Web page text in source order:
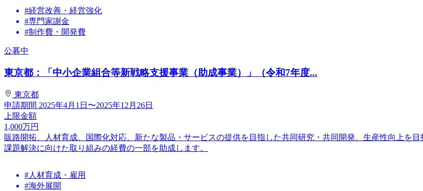
#経営改善・経営強化
#専門家謝金
#制作費・開発費
公募中
東京都：「中小企業組合等新戦略支援事業（助成事業）」（令和7年度...
東京都
申請期間 2025年4月1日〜2025年12月26日
上限金額
1,000万円
販路開拓、人材育成、国際化対応、新たな製品・サービスの提供を目指した共同研究・共同開発、生産性向上を
課題解決に向けた取り組みの経費の一部を助成します。
#人材育成・雇用
#海外展開